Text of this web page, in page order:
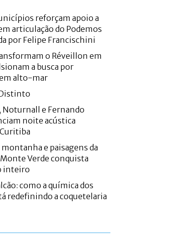
reforçam apoio a
articulação do Podemos
por Felipe Francischini
o Réveillon em
a busca por
alto-mar
Noturnall e Fernando
noite acústica
e paisagens da
Verde conquista
inteiro
como a química dos
redefinindo a coquetelaria